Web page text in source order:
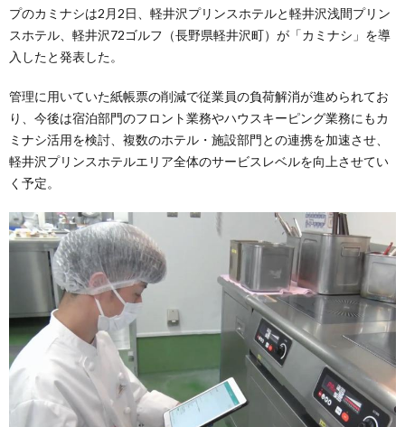
プのカミナシは2月2日、軽井沢プリンスホテルと軽井沢浅間プリン
スホテル、軽井沢72ゴルフ（長野県軽井沢町）が「カミナシ」を導
入したと発表した。
管理に用いていた紙帳票の削減で従業員の負荷解消が進められてお
り、今後は宿泊部門のフロント業務やハウスキーピング業務にもカ
ミナシ活用を検討、複数のホテル・施設部門との連携を加速させ、
軽井沢プリンスホテルエリア全体のサービスレベルを向上させてい
く予定。